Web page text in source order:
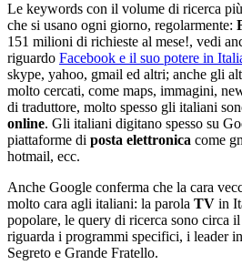
Le keywords con il volume di ricerca
che si usano ogni giorno, regolarmente:
151 milioni di richieste al mese!, vedi
riguardo Facebook e il suo potere in
skype, yahoo, gmail ed altri; anche gli
molto cercati, come maps, immagini,
di traduttore, molto spesso gli italiani
online. Gli italiani digitano spesso su
piattaforme di posta elettronica come
hotmail, ecc.
Anche Google conferma che la cara
molto cara agli italiani: la parola TV in
popolare, le query di ricerca sono circa
riguarda i programmi specifici, i leader
Segreto e Grande Fratello.